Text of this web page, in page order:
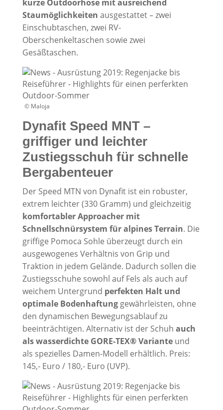
kurze Outdoorhose mit ausreichend
Staumöglichkeiten ausgestattet – zwei
Einschubtaschen, zwei RV-
Oberschenkeltaschen sowie zwei
Gesäßtaschen.
© Maloja
Dynafit Speed MNT –
griffiger und leichter
Zustiegsschuh für schnelle
Bergabenteuer
Der Speed MTN von Dynafit ist ein robuster,
extrem leichter (330 Gramm) und gleichzeitig
komfortabler Approacher mit
Schnellschnürsystem für alpines Terrain. Die
griffige Pomoca Sohle überzeugt durch ein
ausgewogenes Verhältnis von Grip und
Traktion in jedem Gelände. Dadurch sollen die
Zustiegsschuhe sowohl auf Fels als auch auf
weichem Untergrund perfekten Halt und
optimale Bodenhaftunggewährleisten, ohne
den dynamischen Bewegungsablauf zu
beeinträchtigen. Alternativ ist der Schuh auch
als wasserdichte GORE-TEX® Varianteund
als spezielles Damen-Modell erhältlich. Preis:
145,- Euro / 180,- Euro (UVP).